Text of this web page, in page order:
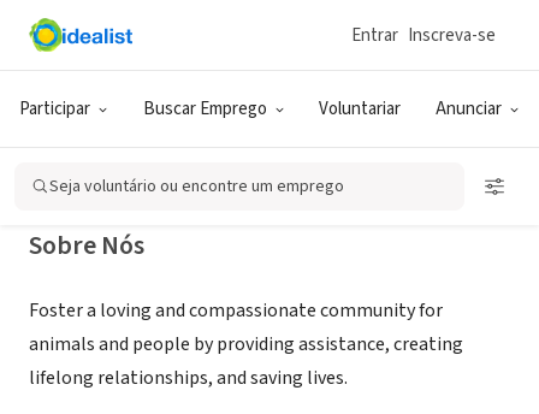
Participar Buscar Emprego Voluntariar Anunciar
Entrar Inscreva-se
Seja voluntário ou encontre um emprego
ONG (SETOR SOCIAL)
Sacramento SPCA
Sobre Nós
Foster a loving and compassionate community for
animals and people by providing assistance, creating
lifelong relationships, and saving lives.